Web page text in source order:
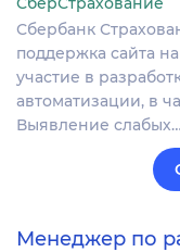
Сбербанк
поддержка сайта
участие в
автоматизации, в
Выявление слабых…
Менеджер по